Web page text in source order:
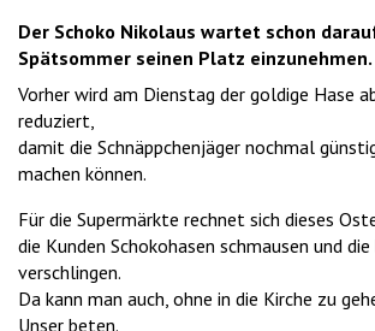
Der Schoko Nikolaus wartet schon
Spätsommer seinen Platz einzunehmen.
Vorher wird am Dienstag der goldige Hase
reduziert,
damit die Schnäppchenjäger nochmal
machen können.
Für die Supermärkte rechnet sich dieses
die Kunden Schokohasen schmausen und
verschlingen.
Da kann man auch, ohne in die Kirche zu
Unser beten.